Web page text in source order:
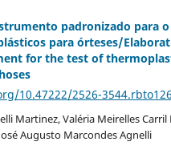
padronizado para
para órteses/
for the test of
10.47222/2526-
Martinez, Valéria Meirelles Carril
Augusto Marcondes Agnelli